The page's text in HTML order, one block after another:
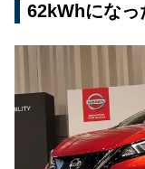
62kWhになっ